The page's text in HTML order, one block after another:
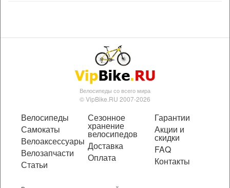
Велосипеды со всего мира
© VipBike.RU 2007-2026
Велосипеды
Самокаты
Велоаксессуары
Велозапчасти
Статьи
Сезонное
хранение
велосипедов
Доставка
Оплата
Гарантии
Акции и
скидки
FAQ
Контакты